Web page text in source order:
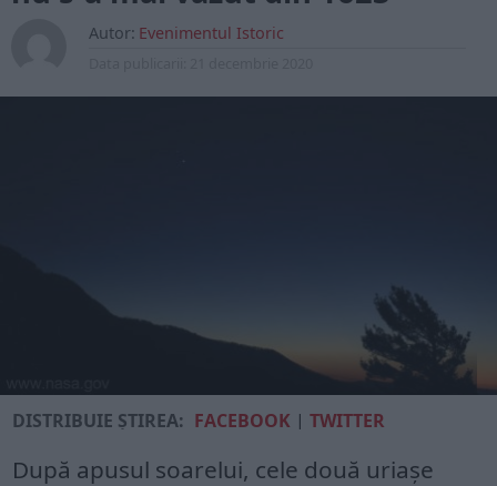
Autor: Evenimentul Istoric
DISTRIBUIE ȘTIREA: FACEBOOK |TWITTER
După apusul soarelui, cele două uriaşe